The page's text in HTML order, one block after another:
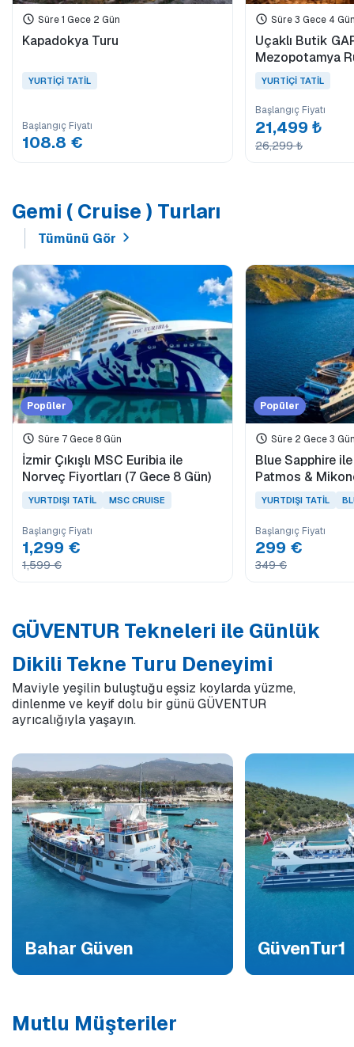
Süre 1 Gece 2 Gün
Kapadokya Turu
YURTİÇİ TATİL
Başlangıç Fiyatı
108.8 €
Süre 3 Gece 4
Uçaklı Butik
Mezopotamya
Gece)
YURTİÇİ TATİL
Başlangıç Fiyatı
21,499 ₺
26,299 ₺
Gemi ( Cruise ) Turları
Tümünü Gör
Popüler
Süre 7 Gece 8 Gün
İzmir Çıkışlı MSC Euribia ile
Norveç Fiyortları (7 Gece 8 Gün)
YURTDIŞI TATİL MSC CRUISE
Başlangıç Fiyatı
1,299 €
1,599 €
Popüler
Süre 2 Gece 3
Blue Sapphire
Patmos &
YURTDIŞI TATİL
Başlangıç Fiyatı
299 €
349 €
GÜVENTUR Tekneleri ile Günlük
Dikili Tekne Turu Deneyimi
Maviyle yeşilin buluştuğu eşsiz koylarda yüzme,
dinlenme ve keyif dolu bir günü GÜVENTUR
ayrıcalığıyla yaşayın.
Bahar Güven GüvenTur1
Mutlu Müşteriler